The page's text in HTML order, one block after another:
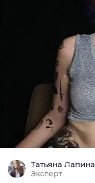
Татьяна Лапина
Эксперт